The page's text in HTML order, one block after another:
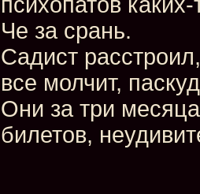
Че за срань.
Садист
все молчит,
Они за три
билетов,